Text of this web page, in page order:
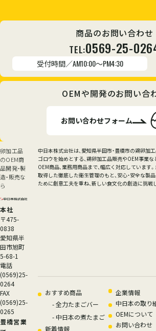
商品のお問い合わせ
TEL:0569-25-
受付時間／AM10:00～PM4:30
OEMや開発のお問い合
お問い合わせフォーム
卵加工品
のOEM商
品開発・製
造・販売な
ら
本社
〒475-
0838
愛知県半
田市旭町
5-68-1
電話
(0569)25-
0264
FAX
(0569)25-
0265
豊橋営業
中日本株式会社は、愛知県半田市・豊橋市の鶏卵加
ゴロウを始めとする、鶏卵加工品販売やOEM事業
OEM商品、業務用商品まで、幅広く対応しています
取得した徹底した衛生管理のもと、安心・安全な製
ために創意工夫を重ね、新しい食文化の創造に挑戦
サイトナビゲーション
おすすめ商品
-全力たまごバー
- 中日本の煮たまご
新着情報
企業情報
中日本の取り
OEMについて
お問い合わせ